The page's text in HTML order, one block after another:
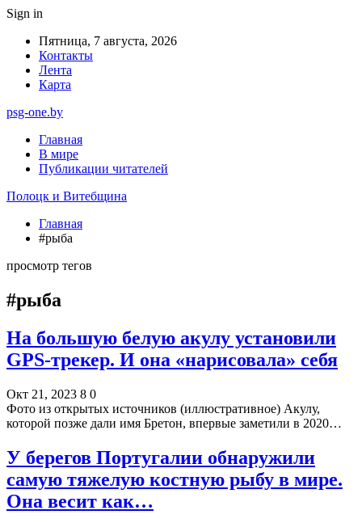
Sign in
Пятница, 7 августа, 2026
Контакты
Лента
Карта
psg-one.by
Главная
В мире
Публикации читателей
Полоцк и Витебщина
Главная
#рыба
просмотр тегов
#рыба
На большую белую акулу установили
GPS-трекер. И она «нарисовала» себя
Окт 21, 2023 8 0
Фото из открытых источников (иллюстративное) Акулу,
которой позже дали имя Бретон, впервые заметили в 2020…
У берегов Португалии обнаружили
самую тяжелую костную рыбу в мире.
Она весит как…